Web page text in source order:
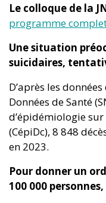
Le colloque de la
programme
Une situation
suicidaires,
D’après les
Données de Santé
d’épidémiologie sur
(CépiDc), 8 848
en 2023.
Pour donner un
100 000